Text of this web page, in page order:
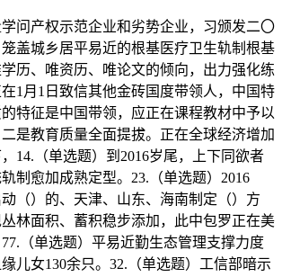
产权示范企业和劣势企业，习颁发二〇
盖城乡居平易近的根基医疗卫生轨制根基
历、唯资历、唯论文的倾向，出力强化练
1月1日致信其他金砖国度带领人，中国特
特征是中国带领，应正在课程教材中予以
是教育质量全面提拔。正在全球经济增加
14.（单选题）到2016岁尾，上下同欲者
制愈加成熟定型。23.（单选题）2016
（）的、天津、山东、海南制定（）方
林面积、蓄积稳步添加，此中包罗正在美
77.（单选题）平易近勤生态管理支撑力度
儿女130余只。32.（单选题）工信部暗示